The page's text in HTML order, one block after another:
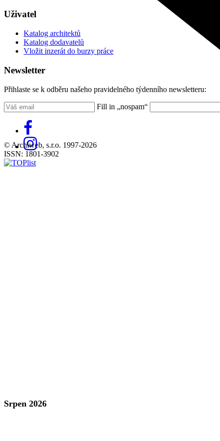
Srpen 2026
Uživatel
Katalog architektů
Katalog dodavatelů
Vložit inzerát do burzy práce
Newsletter
Přihlaste se k odběru našeho pravidelného týdenního newsletteru:
Fill in „nospam“
© Archiweb, s.r.o. 1997-2026
ISSN: 1801-3902